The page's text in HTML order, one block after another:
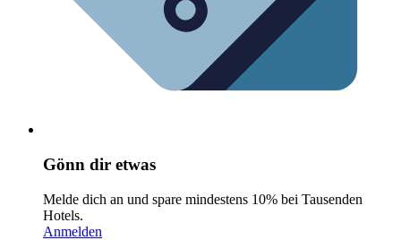
Gönn dir etwas
Melde dich an und spare mindestens 10% bei Tausenden
Hotels.
Anmelden